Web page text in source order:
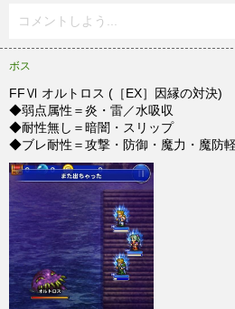
コメントしよう...
ボス
FFⅥ オルトロス (［EX］因縁の対決)
◆弱点属性＝炎・雷／水吸収
◆耐性無し＝暗闇・スリップ
◆ブレ耐性＝攻撃・防御・魔力・魔防